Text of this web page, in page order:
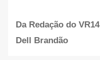
Da Redação do VR14
Dell Brandão